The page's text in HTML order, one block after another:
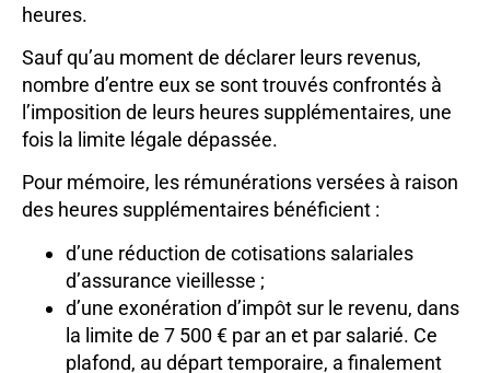
heures.
Sauf qu’au moment de déclarer leurs revenus,
nombre d’entre eux se sont trouvés confrontés à
l’imposition de leurs heures supplémentaires, une
fois la limite légale dépassée.
Pour mémoire, les rémunérations versées à raison
des heures supplémentaires bénéficient :
d’une réduction de cotisations salariales
d’assurance vieillesse ;
d’une exonération d’impôt sur le revenu, dans
la limite de 7 500 € par an et par salarié. Ce
plafond, au départ temporaire, a finalement